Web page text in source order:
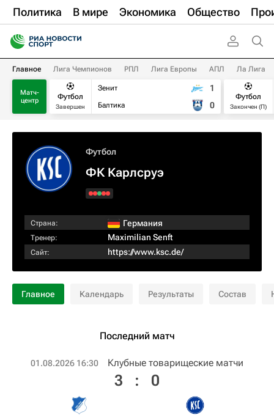
Политика В мире Экономика Общество
Главное Лига Чемпионов РПЛ Лига Европы АПЛ Ла Лига
Матч-
центр
Футбол
Завершен
Зенит
Балтика
1
0
Футбол
Закончен (П)
Футбол
ФК Карлсруэ
Страна: Германия
Тренер: Maximilian Senft
Сайт: https://www.ksc.de/
Главное Календарь Результаты Состав
Последний матч
01.08.2026 16:30 Клубные товарищеские матчи
3 : 0